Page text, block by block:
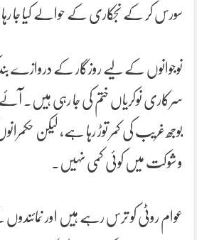
سورس کر کے نجکاری کے حوالے کیا جا
نوجوانوں کے لیے روزگار کے دروازے
سرکاری نوکریاں ختم کی جا رہی ہیں۔
بوجھ غریب کی کمر توڑ رہا ہے، لیکن
و شوکت میں کوئی کمی نہیں۔
عوام روٹی کو ترس رہے ہیں اور نمائندوں